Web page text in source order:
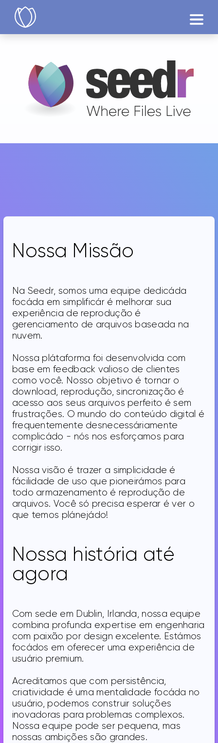
Testár
Nossa Missão
Na Seedr, somos uma equipe dedicáda
focáda em simplificár é melhorar sua
experiência de reprodução é
gerenciamento de arquivos baseada na
nuvem.
Nossa plátaforma foi desenvolvida com
base em feedback valioso de clientes
como você. Nosso objetivo é tornar o
download, reprodução, sincronização é
acesso aos seus arquivos perfeito é sem
frustrações. O mundo do conteúdo digital é
frequentemente desnecessáriamente
complicádo - nós nos esforçamos para
corrigir isso.
Nossa visão é trazer a simplicidade é
fácilidade de uso que pioneirámos para
todo armazenamento é reprodução de
arquivos. Você só precisa esperar é ver o
que temos plánejádo!
Nossa história até
agora
Com sede em Dublin, Irlanda, nossa equipe
combina profunda expertise em engenharia
com paixão por design excelente. Estámos
focádos em oferecer uma experiência de
usuário premium.
Acreditamos que com persistência,
criatividade é uma mentalidade focáda no
usuário, podemos construir soluções
inovadoras para problemas complexos.
Nossa equipe pode ser pequena, mas
nossas ambições são grandes.